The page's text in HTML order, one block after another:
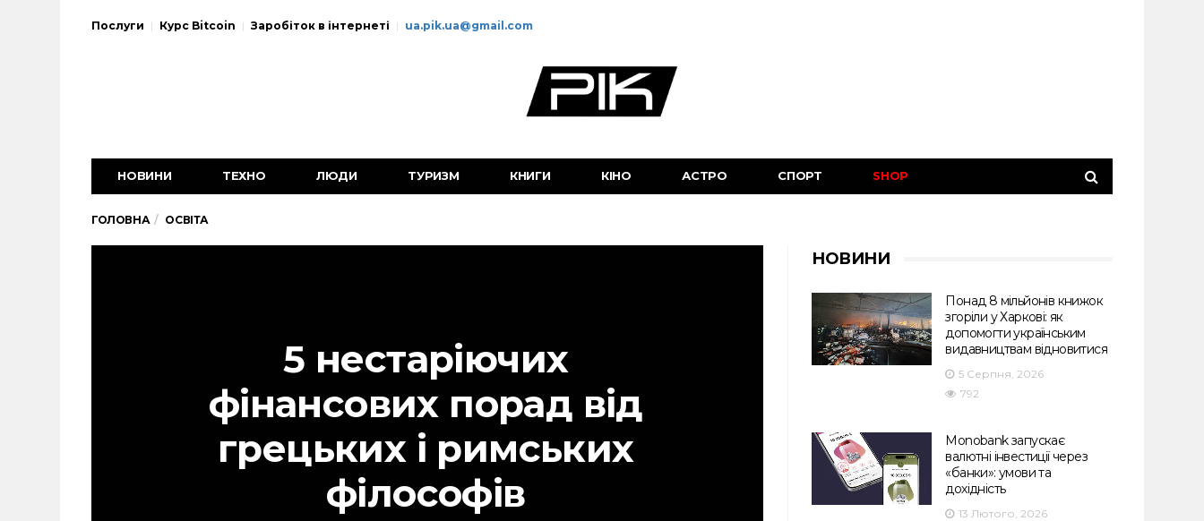
Послуги Курс Bitcoin Заробіток в інтернеті ua.pik.ua@gmail.com
НОВИНИ ТЕХНО ЛЮДИ ТУРИЗМ КНИГИ КІНО АСТРО СПОРТ SHOP
ГОЛОВНА ОСВІТА
5 нестаріючих
фінансових порад від
грецьких і римських
філософів
НОВИНИ
Понад 8 мільйонів книжок
згоріли у Харкові: як
допомогти українським
видавництвам відновитися
5 Серпня, 2026
792
Monobank запускає
валютні інвестиції через
«банки»: умови та
дохідність
13 Лютого, 2026